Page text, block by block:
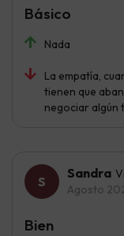
Nada
La empatía,
tienen que
negociar algún
Básico
Sandra
Agosto
Bien